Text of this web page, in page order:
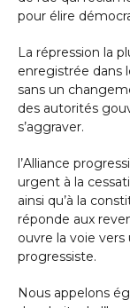
pour élire
La répression la
enregistrée dans
sans un
des autorités
s’aggraver.
l’Alliance
urgent à la
ainsi qu’à la
réponde aux
ouvre la voie
progressiste.
Nous appelons